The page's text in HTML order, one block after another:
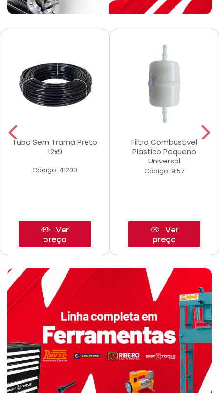
Tubo Sem Trama Preto
12x9
Código: 41200
Ver
preço
Filtro Combustivel
Plastico Pequeno
Universal
Código: 9157
Ver
preço